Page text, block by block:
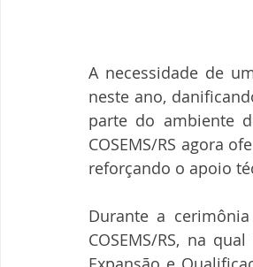
A necessidade de
neste ano,
parte do ambiente
COSEMS/RS agora
reforçando o apoio
Durante a
COSEMS/RS, na